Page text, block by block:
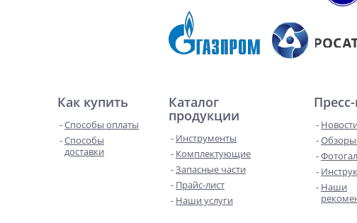
Как купить
Способы оплаты
Способы
доставки
Каталог
продукции
Инструменты
Комплектующие
Запасные части
Прайс-лист
Наши услуги
Новости
Обзоры
Наши